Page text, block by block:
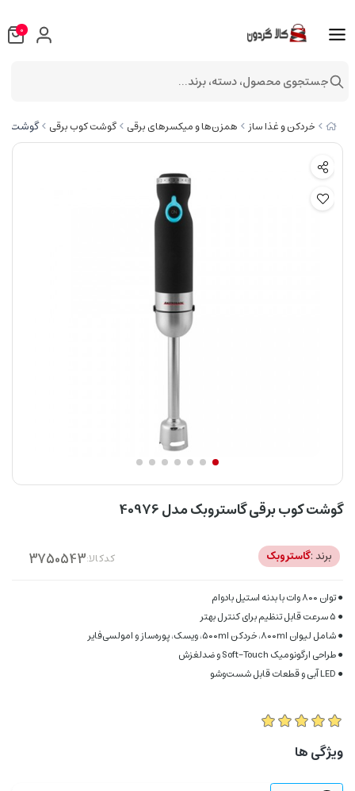
خردکن و غذا ساز همزن‌ها و میکسرهای برقی گوشت کوب برقی گوشت
گوشت کوب برقی گاستروبک مدل 40976
برند :گاستروبک کدکالا:
● توان ۸۰۰ وات با بدنه استیل بادوام
● ۵ سرعت قابل تنظیم برای کنترل بهتر
● شامل لیوان ۸۰۰‌ml، خردکن ۵۰۰‌ml، ویسک، پوره‌ساز و امولسی‌فایر
● طراحی ارگونومیک Soft-Touch و ضدلغزش
● LED آبی و قطعات قابل شست‌وشو
ویژگی ها
0
جستجوی محصول، دسته، برند...